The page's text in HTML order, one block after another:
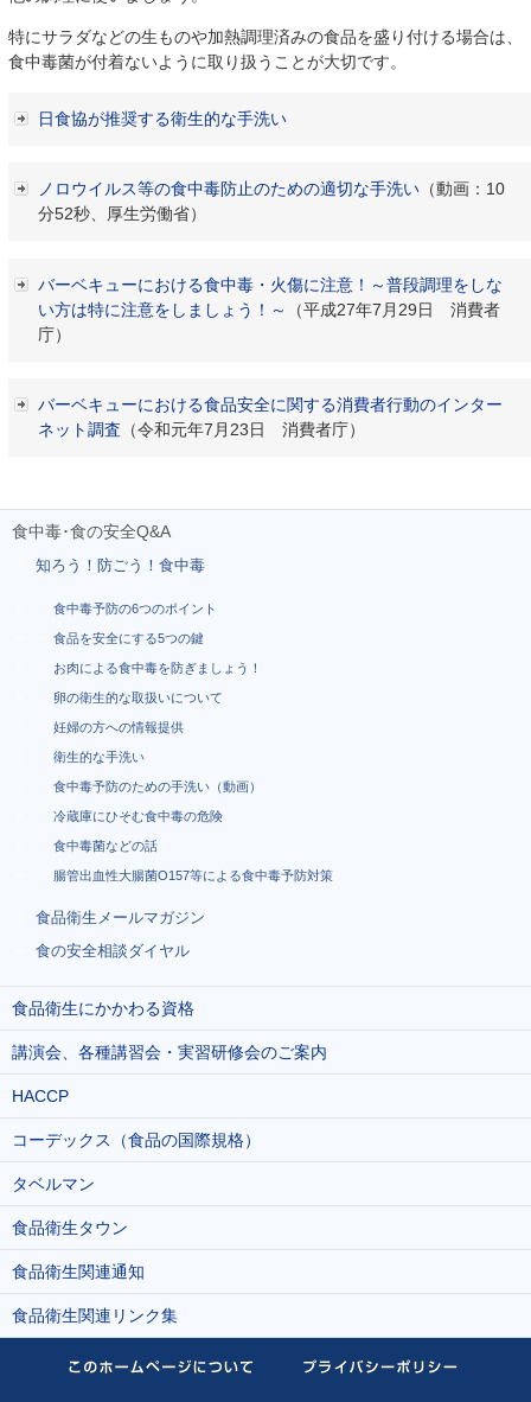
特にサラダなどの生ものや加熱調理済みの食品を盛り付ける場合は、
食中毒菌が付着ないように取り扱うことが大切です。
日食協が推奨する衛生的な手洗い
ノロウイルス等の食中毒防止のための適切な手洗い （動画：10
分52秒、厚生労働省）
バーベキューにおける食中毒・火傷に注意！～普段調理をしな
い方は特に注意をしましょう！～
（平成27年7月29日 消費者
庁）
バーベキューにおける食品安全に関する消費者行動のインター
ネット調査 （令和元年7月23日 消費者庁）
食中毒･食の安全Q&A
知ろう！防ごう！食中毒
食中毒予防の6つのポイント
食品を安全にする5つの鍵
お肉による食中毒を防ぎましょう！
卵の衛生的な取扱いについて
妊婦の方への情報提供
衛生的な手洗い
食中毒予防のための手洗い（動画）
冷蔵庫にひそむ食中毒の危険
食中毒菌などの話
腸管出血性大腸菌O157等による食中毒予防対策
食品衛生メールマガジン
食の安全相談ダイヤル
食品衛生にかかわる資格
講演会、各種講習会・実習研修会のご案内
HACCP
コーデックス（食品の国際規格）
タベルマン
食品衛生タウン
食品衛生関連通知
食品衛生関連リンク集